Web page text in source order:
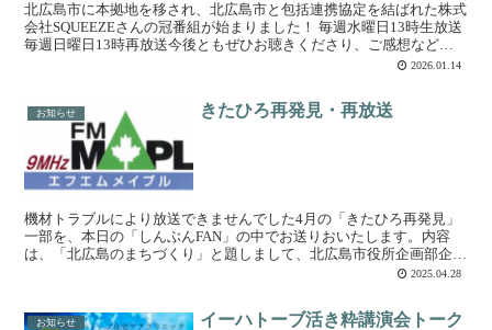
北広島市に本拠地を移され、北広島市と包括連携協定を結ばれた株式
会社SQUEEZEさんの冠番組が始まりました！ 毎週水曜日13時生放送
毎週日曜日13時再放送今後ともぜひお聴きくださり、ご感想などい
2026.01.14
お知らせ きたひろ再発見・再放送
機材トラブルにより放送できませんでした4月の「きたひろ再発見」
一部を、本日の「しんぶんFAN」の中でお送りおいたします。内容
は、「北広島のまちづくり」と題しまして、北広島市役所企画部企画
課主任・栗﨑成永（くりざきなるえ」さんにご出演いただき...2025.04.28
お知らせ
イーハトーブ活き粋講演会トーク